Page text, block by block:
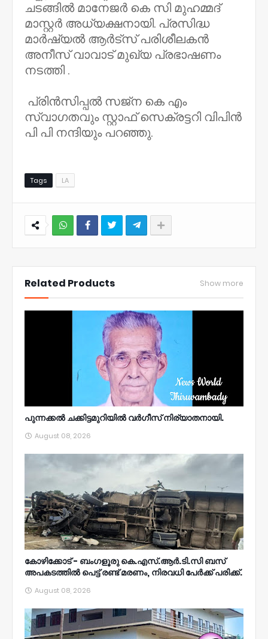
ചടങ്ങിൽ മാനേജർ കെ സി മുഹമ്മദ്‌
മാസ്റ്റർ അധ്യക്ഷനായി. പ്രസിദ്ധ
മാർഷ്യൽ ആർട്സ് പരിശീലകൻ
അനീസ് വാവാട് മുഖ്യ പ്രഭാഷണം
നടത്തി .
പ്രിൻസിപ്പൽ സജ്‌ന കെ എം
സ്വാഗതവും സ്റ്റാഫ്‌ സെക്രട്ടറി വിപിൻ
പി പി നന്ദിയും പറഞ്ഞു.
Tags LA
Related Products Show more
പുന്നക്കൽ ചക്കിട്ടമുറിയിൽ വർഗീസ് നിര്യാതനായി.
August 08, 2026
കോഴിക്കോട് - ബംഗളൂരു കെ.എസ്.ആർ.ടി.സി ബസ്
അപകടത്തിൽ പെട്ട് രണ്ട് മരണം, നിരവധി പേർക്ക് പരിക്ക്.
August 08, 2026